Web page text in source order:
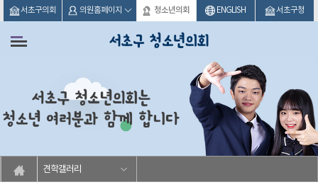
본문바로가기
서초구의회 의원홈페이지 청소년의회 ENGLISH 서초구청
견학갤러리